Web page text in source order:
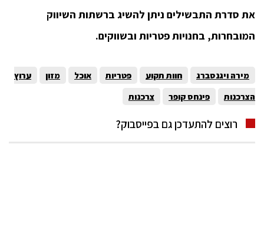
את סדרת התבשילים ניתן להשיג ברשתות השיווק
המובחרות, בחנויות פטריות ובשווקים.
מירה ויגנסברג חוות תקוע פטריות אוכל מזון
ערוץ
הצרכנות
פינחס קופר צרכנות
רוצים להתעדכן גם בפייסבוק?